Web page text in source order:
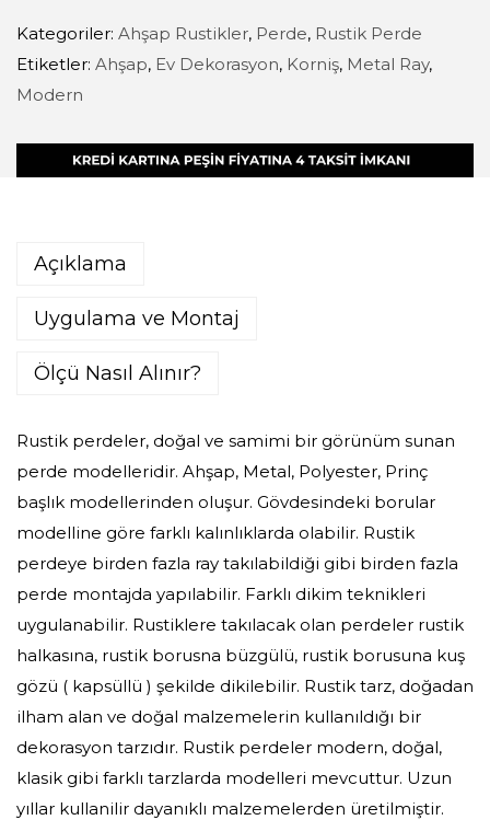
Kategoriler: Ahşap Rustikler, Perde, Rustik Perde
Etiketler: Ahşap, Ev Dekorasyon, Korniş, Metal Ray,
Modern
Açıklama
Uygulama ve Montaj
Ölçü Nasıl Alınır?
Rustik perdeler, doğal ve samimi bir görünüm sunan
perde modelleridir. Ahşap, Metal, Polyester, Prinç
başlık modellerinden oluşur. Gövdesindeki borular
modelline göre farklı kalınlıklarda olabilir. Rustik
perdeye birden fazla ray takılabildiği gibi birden fazla
perde montajda yapılabilir. Farklı dikim teknikleri
uygulanabilir. Rustiklere takılacak olan perdeler rustik
halkasına, rustik borusna büzgülü, rustik borusuna kuş
gözü ( kapsüllü ) şekilde dikilebilir. Rustik tarz, doğadan
ilham alan ve doğal malzemelerin kullanıldığı bir
dekorasyon tarzıdır. Rustik perdeler modern, doğal,
klasik gibi farklı tarzlarda modelleri mevcuttur. Uzun
yıllar kullanilir dayanıklı malzemelerden üretilmiştir.